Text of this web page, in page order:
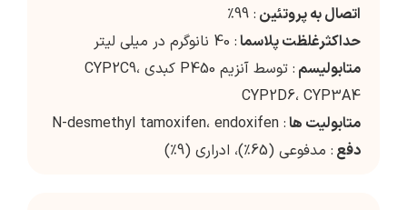
اتصال به پروتئین : 99٪
حداکثرغلظت پلاسما: 40 نانوگرم در میلی لیتر
متابولیسم
: توسط آنزیم P450 کبدی CYP2C9،
CYP2D6، CYP3A4
متابولیت ها: N-desmethyl tamoxifen، endoxifen
دفع : مدفوعی (65٪)، ادراری (9٪)